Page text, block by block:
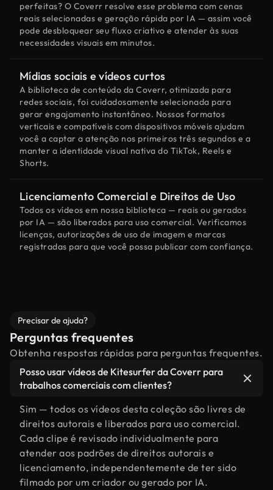
perfeitas? O Coverr resolve esse problema com cenas
reais selecionadas e geração rápida por IA — assim você
pode desbloquear seu fluxo criativo e atender às suas
necessidades visuais em minutos.
Mídias sociais e vídeos curtos
A biblioteca de conteúdo da Coverr, otimizada para
redes sociais, foi cuidadosamente selecionada para
gerar engajamento instantâneo. Nossos formatos
verticais e compatíveis com dispositivos móveis ajudam
você a captar a atenção nos primeiros três segundos e a
manter a identidade visual nativa do TikTok, Reels e
Shorts.
Licenciamento Comercial e Direitos de Uso
Todos os vídeos em nossa biblioteca — reais ou gerados
por IA — são liberados para uso comercial. Verificamos
licenças, autorizações de uso de imagem e marcas
registradas para que você possa publicar com confiança.
Precisar de ajuda?
Perguntas frequentes
Obtenha respostas rápidas para perguntas frequentes.
Posso usar vídeos de Kitesurfer da Coverr para
trabalhos comerciais com clientes?
Sim — todos os vídeos desta coleção são livres de
direitos autorais e liberados para uso comercial.
Cada clipe é revisado individualmente para
atender aos padrões de direitos autorais e
licenciamento, independentemente de ter sido
filmado por um criador ou gerado por IA.